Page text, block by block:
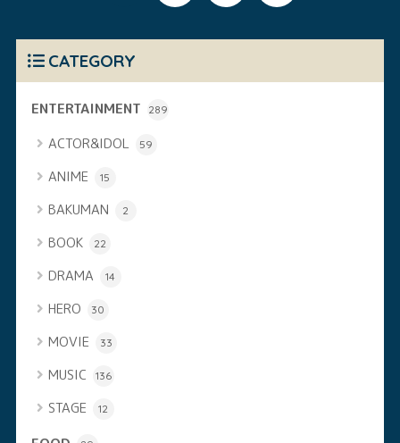
CATEGORY
ENTERTAINMENT 289
ACTOR&IDOL 59
ANIME 15
BAKUMAN 2
BOOK 22
DRAMA 14
HERO 30
MOVIE 33
MUSIC 136
STAGE 12